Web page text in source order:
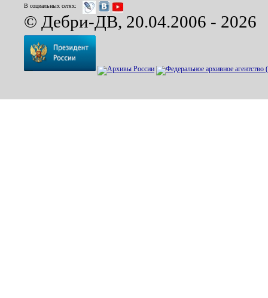
В социальных сетях:
© Дебри-ДВ, 20.04.2006 - 2026